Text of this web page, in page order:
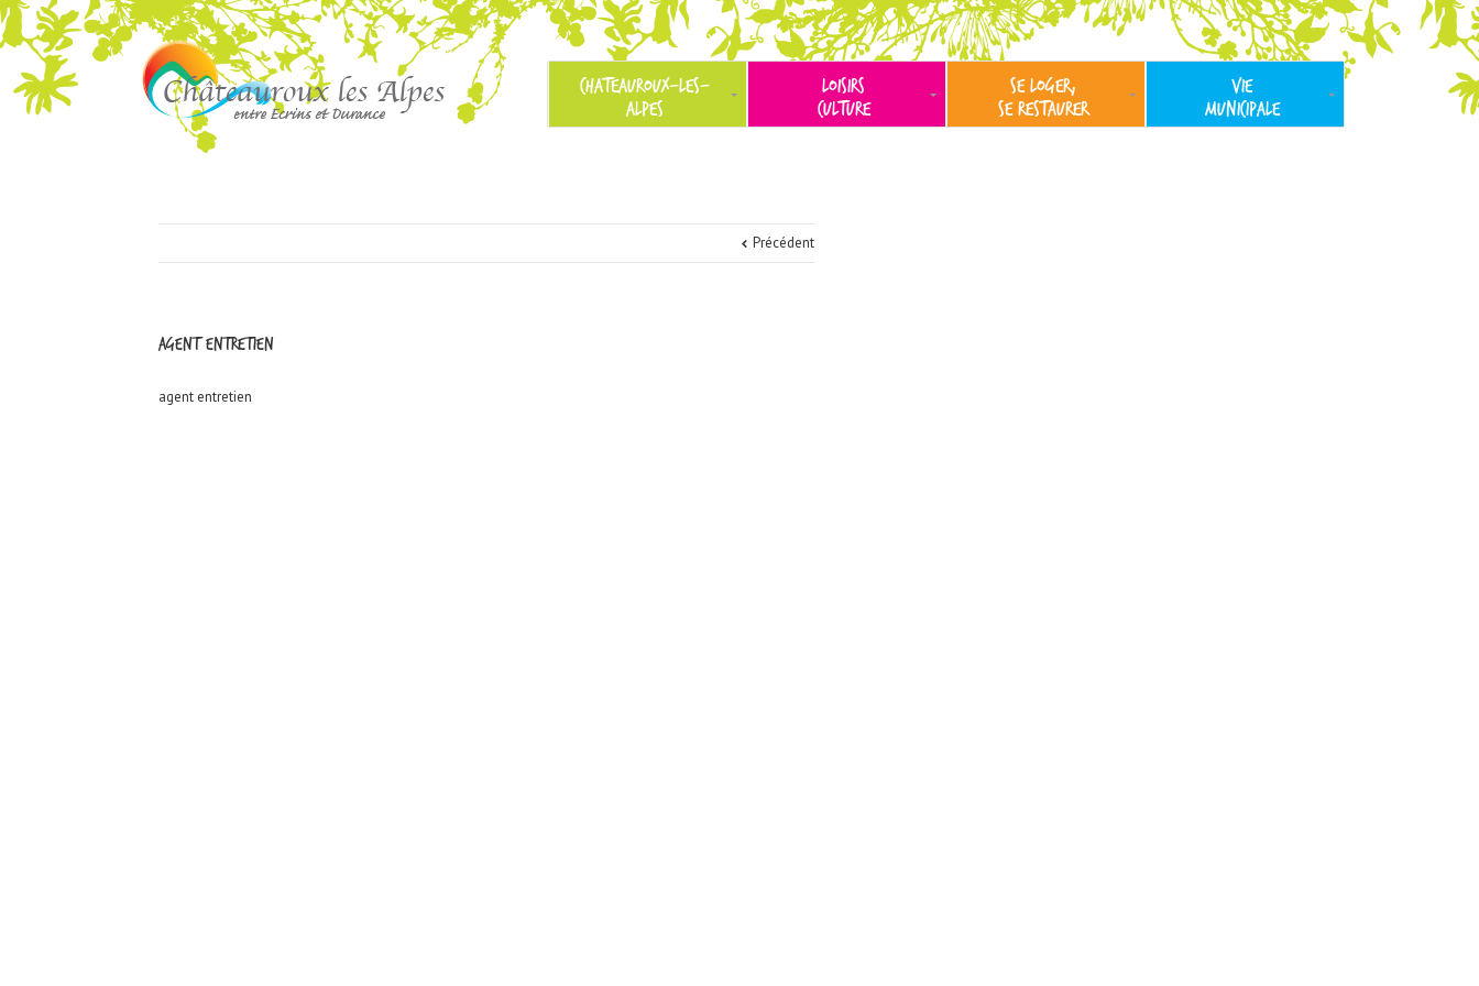
CHATEAUROUX-LES-
ALPES
LOISIRS
CULTURE
SE LOGER,
SE RESTAURER
VIE
MUNICIPALE
Précédent
agent entretien
agent entretien